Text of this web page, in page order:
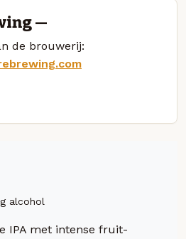
—
de brouwerij:
alcohol
IPA met intense fruit-